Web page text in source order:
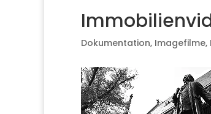
Dokumentation, Imagefilme,